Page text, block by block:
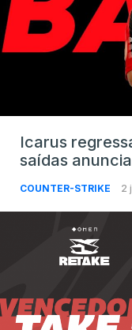
Icarus
saídas
COUNTER-STRIKE 2